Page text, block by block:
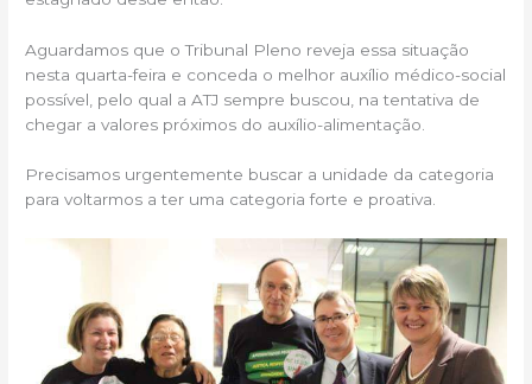
Aguardamos que o Tribunal Pleno reveja essa situação
nesta quarta-feira e conceda o melhor auxílio médico-social
possível, pelo qual a ATJ sempre buscou, na tentativa de
chegar a valores próximos do auxílio-alimentação.
Precisamos urgentemente buscar a unidade da categoria
para voltarmos a ter uma categoria forte e proativa.